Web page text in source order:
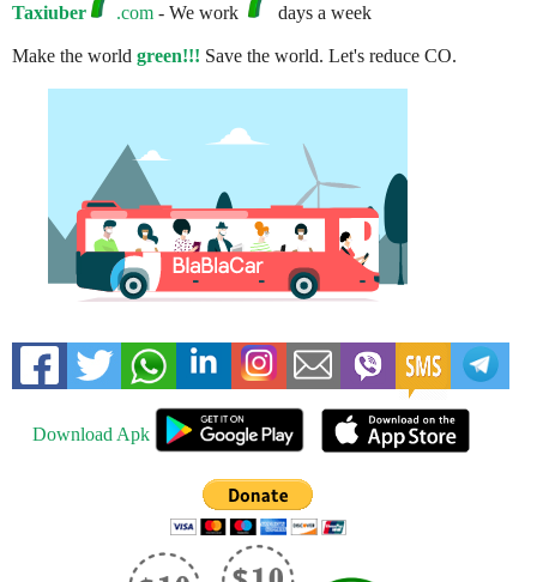
Taxiuber .com - We work days a week
Make the world green!!! Save the world. Let's reduce CO.
Download Apk